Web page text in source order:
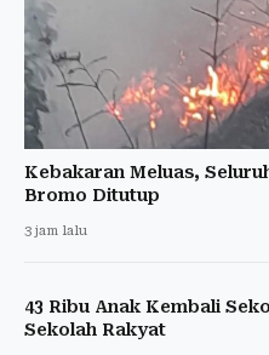
Kebakaran Meluas,
Bromo Ditutup
3 jam lalu
43 Ribu Anak Kembali
Sekolah Rakyat